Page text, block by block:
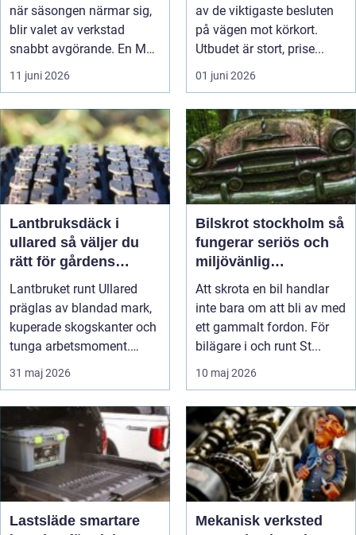
när säsongen närmar sig,
blir valet av verkstad
snabbt avgörande. En MC-
v...
11 juni 2026
av de viktigaste besluten
på vägen mot körkort.
Utbudet är stort, prise...
01 juni 2026
Lantbruksdäck i
ullared så väljer du
rätt för gårdens
behov
Lantbruket runt Ullared
präglas av blandad mark,
kuperade skogskanter och
tunga arbetsmoment.
Däckva...
31 maj 2026
Bilskrot stockholm så
fungerar seriös och
miljövänlig
bilskrotning
Att skrota en bil handlar
inte bara om att bli av med
ett gammalt fordon. För
bilägare i och runt St...
10 maj 2026
Lastsläde smartare
Mekanisk verksted